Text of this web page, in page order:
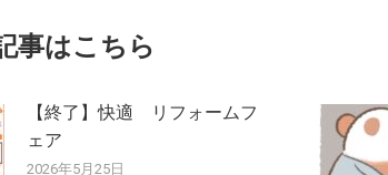
事はこちら
【終了】快適 リフォームフ
ェア
2026年5月25日